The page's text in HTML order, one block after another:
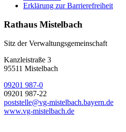
Erklärung zur Barrierefreiheit
Rathaus Mistelbach
Sitz der Verwaltungsgemeinschaft
Kanzleistraße 3
95511 Mistelbach
09201 987-0
09201 987-22
poststelle@vg-mistelbach.bayern.de
www.vg-mistelbach.de